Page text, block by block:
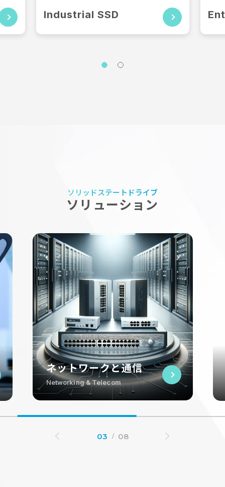
Industrial SSD
ソリッドステートドライブ
ソリューション
ネットワークと通信
Networking & Telecom
03 08
マンスコンピューティング市場を狙う
SSSTC（Kioxiaの子会社）は、AI、データセンター、ハ
イパフォーマンスコンピューティング（HPC）分野に焦
点を当てた企業向けアプリケーション向けに特別に設計さ
SSDは、U.2およびE3.S規格を備えたエンタープライズグ
レードサーバー、堅牢なデバイス、混合使用アプリケーシ
ョンの高負荷ワークロード向けに設計され、優れたパフォ
ーマンスと信頼性を提供します。
製品情報 04 SEP 2023
SSSTC、世界初のインダストリアルグレード
SSDを発売
ングにおける急速な進歩に伴い、企業のデータ計算とスト